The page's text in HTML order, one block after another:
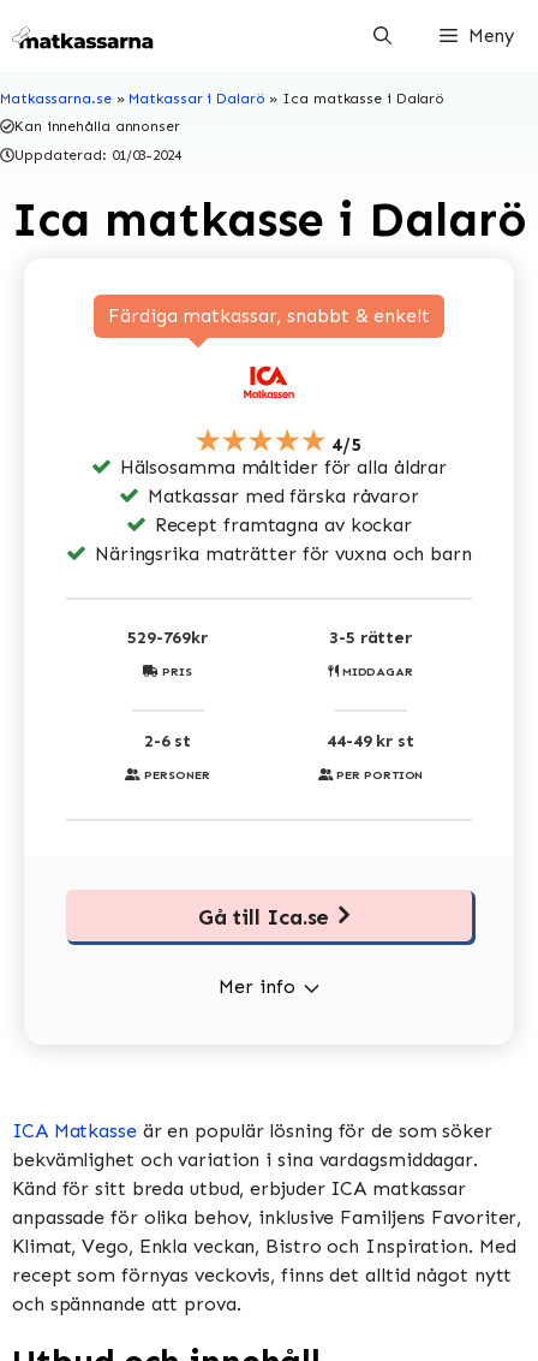
till
Meny
Matkassarna.se» Matkassar i Dalarö » Ica matkasse i Dalarö
Kan innehålla annonser
Uppdaterad: 01/03-2024
Ica matkasse i Dalarö
Färdiga matkassar, snabbt & enkelt
★★★★★ 4/5
Hälsosamma måltider för alla åldrar
Matkassar med färska råvaror
Recept framtagna av kockar
Näringsrika maträtter för vuxna och barn
PRIS
529-769kr
MIDDAGAR
3-5 rätter
PERSONER
2-6 st
PER PORTION
44-49 kr st
Mer info
Gå till Ica.se
ICA Matkasseär en populär lösning för de som söker
bekvämlighet och variation i sina vardagsmiddagar.
Känd för sitt breda utbud, erbjuder ICA matkassar
anpassade för olika behov, inklusive Familjens Favoriter,
Klimat, Vego, Enkla veckan, Bistro och Inspiration​​​​. Med
recept som förnyas veckovis, finns det alltid något nytt
och spännande att prova​​.